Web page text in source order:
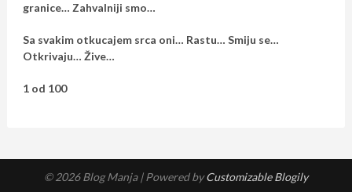
granice… Zahvalniji smo…
Sa svakim otkucajem srca oni… Rastu… Smiju se…
Otkrivaju… Žive…
1 od 100
© 2026 Blog Manja | Powered byCustomizable Blogily